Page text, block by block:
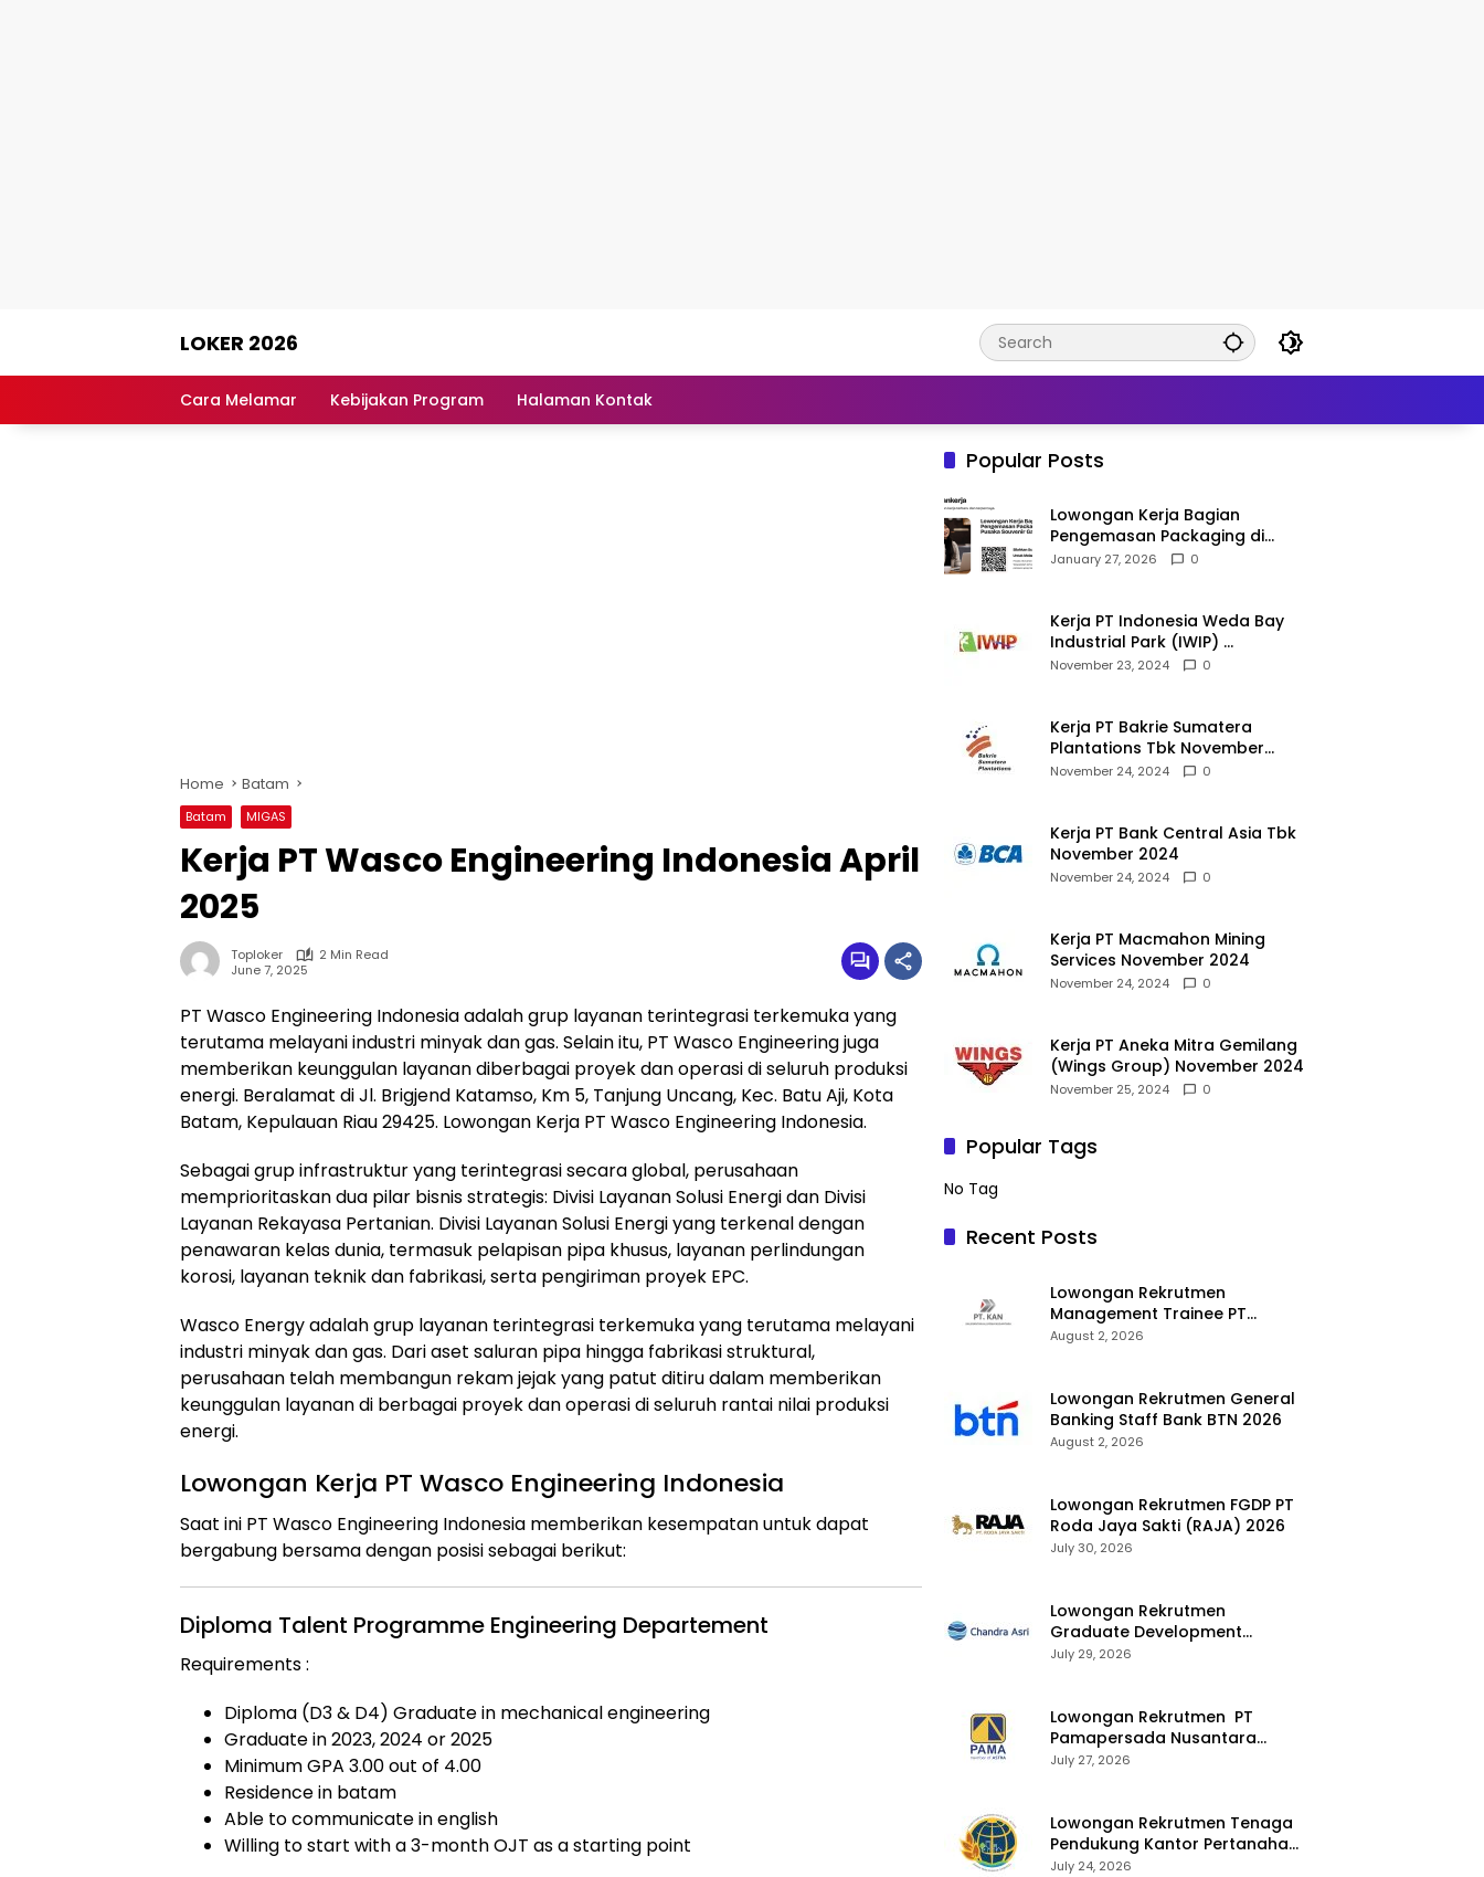
LOKER 2026
Lowongan
Cara Melamar Kebijakan Program Halaman Kontak
Home Batam
Batam MIGAS
Kerja PT Wasco Engineering Indonesia April
2025
Toploker
2 Min Read
June 7, 2025
PT Wasco Engineering Indonesia adalah grup layanan terintegrasi terkemuka yang
terutama melayani industri minyak dan gas. Selain itu, PT Wasco Engineering juga
memberikan keunggulan layanan diberbagai proyek dan operasi di seluruh produksi
energi. Beralamat di Jl. Brigjend Katamso, Km 5, Tanjung Uncang, Kec. Batu Aji, Kota
Batam, Kepulauan Riau 29425. Lowongan Kerja PT Wasco Engineering Indonesia.
Sebagai grup infrastruktur yang terintegrasi secara global, perusahaan
memprioritaskan dua pilar bisnis strategis: Divisi Layanan Solusi Energi dan Divisi
Layanan Rekayasa Pertanian. Divisi Layanan Solusi Energi yang terkenal dengan
penawaran kelas dunia, termasuk pelapisan pipa khusus, layanan perlindungan
korosi, layanan teknik dan fabrikasi, serta pengiriman proyek EPC.
Wasco Energy adalah grup layanan terintegrasi terkemuka yang terutama melayani
industri minyak dan gas. Dari aset saluran pipa hingga fabrikasi struktural,
perusahaan telah membangun rekam jejak yang patut ditiru dalam memberikan
keunggulan layanan di berbagai proyek dan operasi di seluruh rantai nilai produksi
energi.
Lowongan Kerja PT Wasco Engineering Indonesia
Saat ini PT Wasco Engineering Indonesia memberikan kesempatan untuk dapat
bergabung bersama dengan posisi sebagai berikut:
Diploma Talent Programme Engineering Departement
Requirements :
Diploma (D3 & D4) Graduate in mechanical engineering
Graduate in 2023, 2024 or 2025
Minimum GPA 3.00 out of 4.00
Residence in batam
Able to communicate in english
Willing to start with a 3-month OJT as a starting point
Popular Posts
Lowongan Kerja Bagian
Pengemasan Packaging di
Pusaka Souvenir Gallery
January 27, 2026 0
Kerja PT Indonesia Weda Bay
Industrial Park (IWIP)
November 2024
November 23, 2024 0
Kerja PT Bakrie Sumatera
Plantations Tbk November
2024
November 24, 2024 0
Kerja PT Bank Central Asia Tbk
November 2024
November 24, 2024 0
Kerja PT Macmahon Mining
Services November 2024
November 24, 2024 0
Kerja PT Aneka Mitra Gemilang
(Wings Group) November 2024
November 25, 2024 0
Popular Tags
No Tag
Recent Posts
Lowongan Rekrutmen
Management Trainee PT
Kalimantan Alumina Nusantara
August 2, 2026
Lowongan Rekrutmen General
Banking Staff Bank BTN 2026
August 2, 2026
Lowongan Rekrutmen FGDP PT
Roda Jaya Sakti (RAJA) 2026
July 30, 2026
Lowongan Rekrutmen
Graduate Development
Program Chandra Asri Group
July 29, 2026
Lowongan Rekrutmen PT
Pamapersada Nusantara
(PAMA) 2026
July 27, 2026
Lowongan Rekrutmen Tenaga
Pendukung Kantor Pertanahan
2026
July 24, 2026